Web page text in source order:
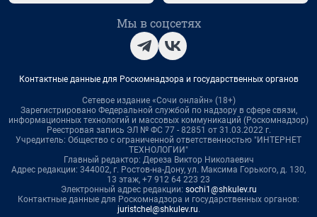
Мы в соцсетях
Контактные данные для Роскомнадзора и государственных органов
Сетевое издание «Сочи онлайн» (18+)
Зарегистрировано Федеральной службой по надзору в сфере связи,
информационных технологий и массовых коммуникаций (Роскомнадзор)
Реестровая запись ЭЛ № ФС 77 - 82851 от 31.03.2022 г.
Учредитель: Общество с ограниченной ответственностью "ИНТЕРНЕТ
ТЕХНОЛОГИИ"
Главный редактор: Дереза Виктор Николаевич
Адрес редакции: 344002, г. Ростов-на-Дону, ул. Максима Горького, д. 130,
13 этаж, +7 912 64 223 23
Электронный адрес редакции: sochi1@shkulev.ru
Контактные данные для Роскомнадзора и государственных органов:
juristchel@shkulev.ru.